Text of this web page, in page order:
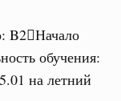
:B2 Начало
обучения:
на летний